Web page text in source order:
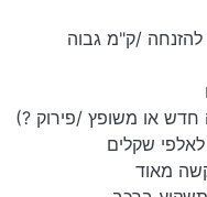
/ק"מ גבוה
חדש או משופץ /פירוק ?)
שקלים
מאוד